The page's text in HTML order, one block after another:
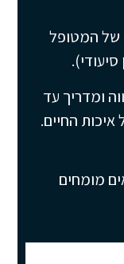
של המטופל
ומדריך עד
החיים.
מומחים